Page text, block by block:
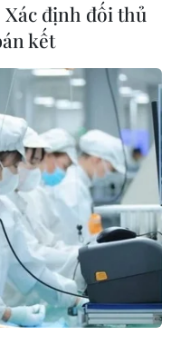
có khả năng
đạn hạt nhân vào
chưa làm chủ
và bắn trúng
Xác định đối thủ
kết